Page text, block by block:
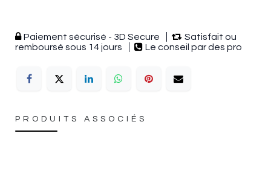
Paiement sécurisé - 3D Secure
Satisfait ou
remboursé sous 14 jours
Le conseil par des pro
PRODUITS ASSOCIÉS